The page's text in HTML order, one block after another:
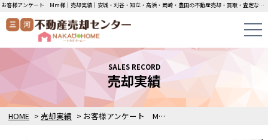
お客様アンケート Mm様｜売却実績｜安城・刈谷・知立・高浜・岡崎・豊田の不動産売却・買取・査定なら三河不動産売却センターにお任せください！土地・中古一戸建ての即日無料査定・即金買取を行っています！
HOME > 売却実績 > お客様アンケート Mm様
SALES RECORD
売却実績